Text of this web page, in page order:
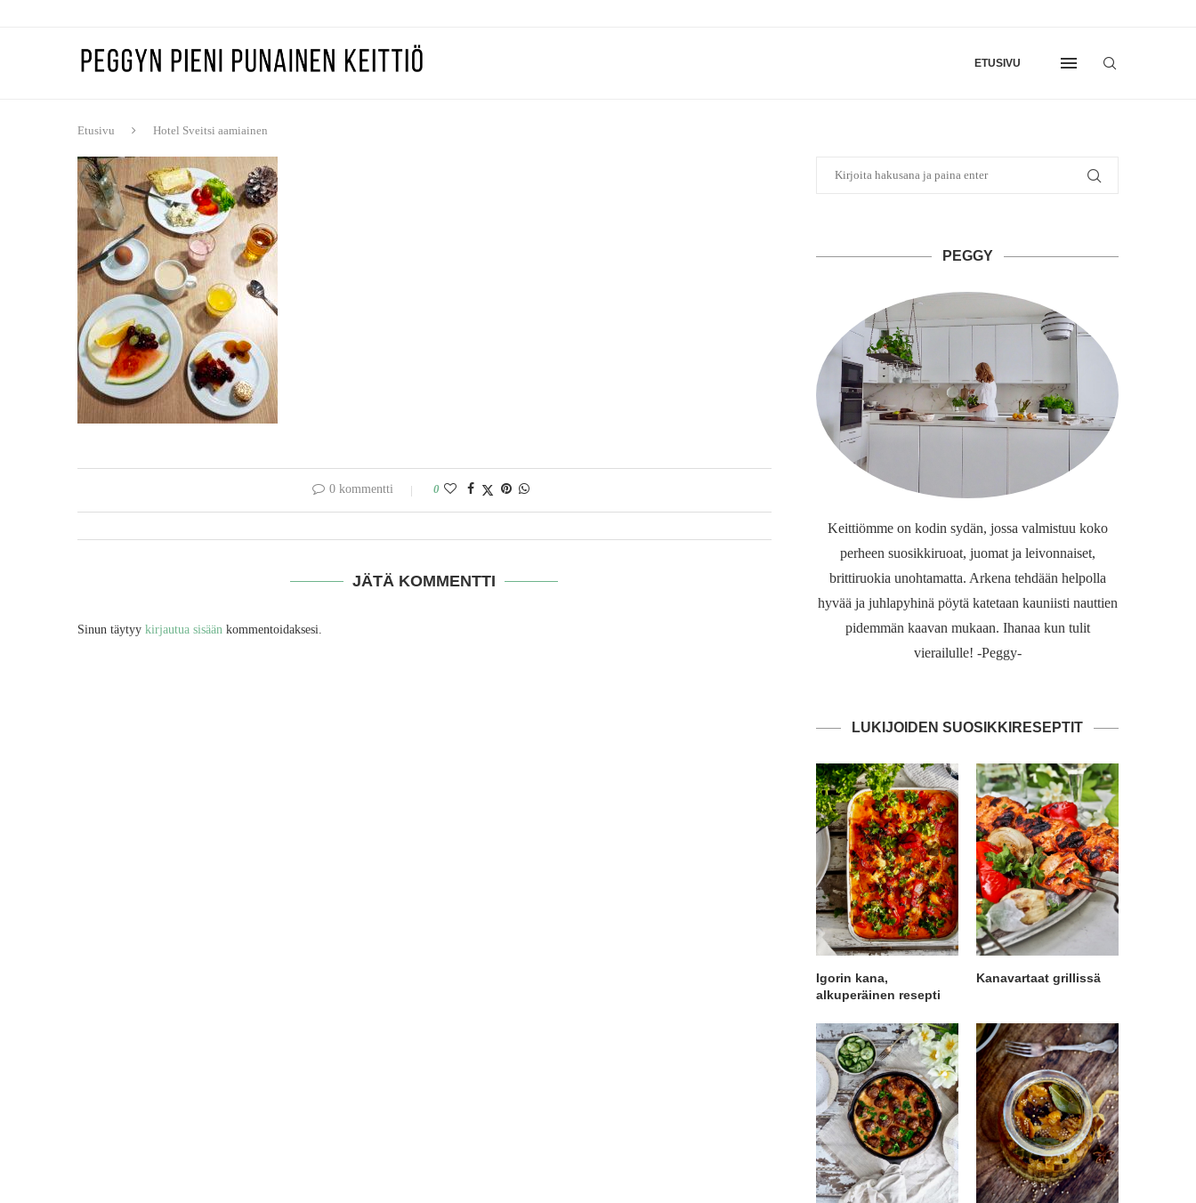
ETUSIVU
Etusivu Hotel Sveitsi aamiainen
0 kommentti 0
JÄTÄ KOMMENTTI
Sinun täytyy kirjautua sisään kommentoidaksesi.
PEGGY
Keittiömme on kodin sydän, jossa valmistuu koko
perheen suosikkiruoat, juomat ja leivonnaiset,
brittiruokia unohtamatta. Arkena tehdään helpolla
hyvää ja juhlapyhinä pöytä katetaan kauniisti nauttien
pidemmän kaavan mukaan. Ihanaa kun tulit
vierailulle! -Peggy-
LUKIJOIDEN SUOSIKKIRESEPTIT
Igorin kana,
alkuperäinen resepti
Kanavartaat grillissä